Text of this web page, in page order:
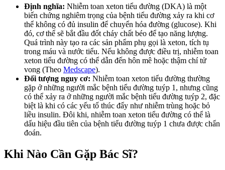
Định nghĩa: Nhiễm toan xeton tiểu đường (DKA) là một
biến chứng nghiêm trọng của bệnh tiểu đường xảy ra khi cơ
thể không có đủ insulin để chuyển hóa đường (glucose). Khi
đó, cơ thể sẽ bắt đầu đốt cháy chất béo để tạo năng lượng.
Quá trình này tạo ra các sản phẩm phụ gọi là xeton, tích tụ
trong máu và nước tiểu. Nếu không được điều trị, nhiễm toan
xeton tiểu đường có thể dẫn đến hôn mê hoặc thậm chí tử
vong (Theo Medscape).
Đối tượng nguy cơ: Nhiễm toan xeton tiểu đường thường
gặp ở những người mắc bệnh tiểu đường tuýp 1, nhưng cũng
có thể xảy ra ở những người mắc bệnh tiểu đường tuýp 2, đặc
biệt là khi có các yếu tố thúc đẩy như nhiễm trùng hoặc bỏ
liều insulin. Đôi khi, nhiễm toan xeton tiểu đường có thể là
dấu hiệu đầu tiên của bệnh tiểu đường tuýp 1 chưa được chẩn
đoán.
Khi Nào Cần Gặp Bác Sĩ?